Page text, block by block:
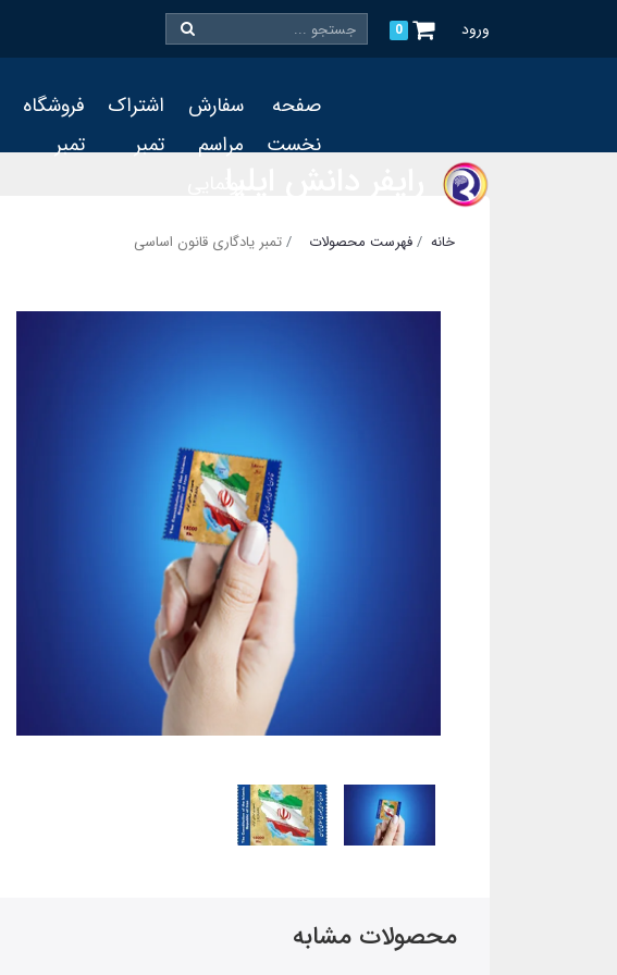
ورود 0
صفحه
نخست
سفارش
مراسم
اشتراک
تمبر
فروشگاه
تمبر
خانه فهرست محصولات تمبر یادگاری قانون اساسی
محصولات مشابه